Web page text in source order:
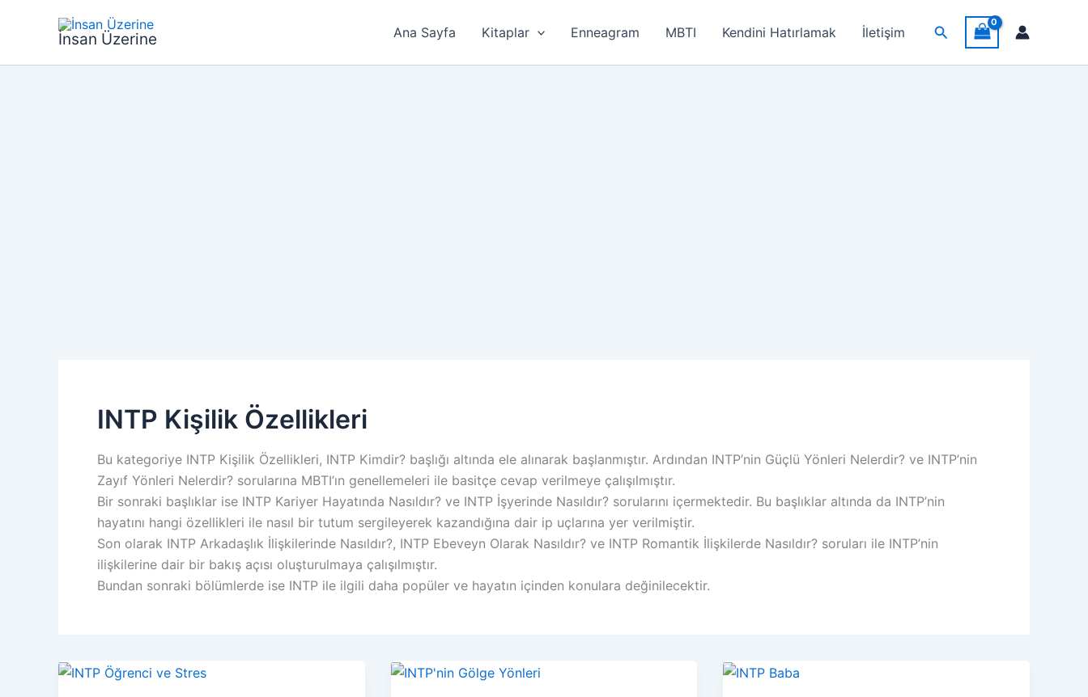
İnsan Üzerine Ana Sayfa Kitaplar Enneagram MBTI Kendini Hatırlamak İletişim Arama
INTP Kişilik Özellikleri
Bu kategoriye INTP Kişilik Özellikleri, INTP Kimdir? başlığı altında ele alınarak başlanmıştır. Ardından INTP’nin Güçlü Yönleri Nelerdir? ve INTP’nin
Zayıf Yönleri Nelerdir? sorularına MBTI’ın genellemeleri ile basitçe cevap verilmeye çalışılmıştır.
Bir sonraki başlıklar ise INTP Kariyer Hayatında Nasıldır? ve INTP İşyerinde Nasıldır? sorularını içermektedir. Bu başlıklar altında da INTP’nin
hayatını hangi özellikleri ile nasıl bir tutum sergileyerek kazandığına dair ip uçlarına yer verilmiştir.
Son olarak INTP Arkadaşlık İlişkilerinde Nasıldır?, INTP Ebeveyn Olarak Nasıldır? ve INTP Romantik İlişkilerde Nasıldır? soruları ile INTP’nin
ilişkilerine dair bir bakış açısı oluşturulmaya çalışılmıştır.
Bundan sonraki bölümlerde ise INTP ile ilgili daha popüler ve hayatın içinden konulara değinilecektir.